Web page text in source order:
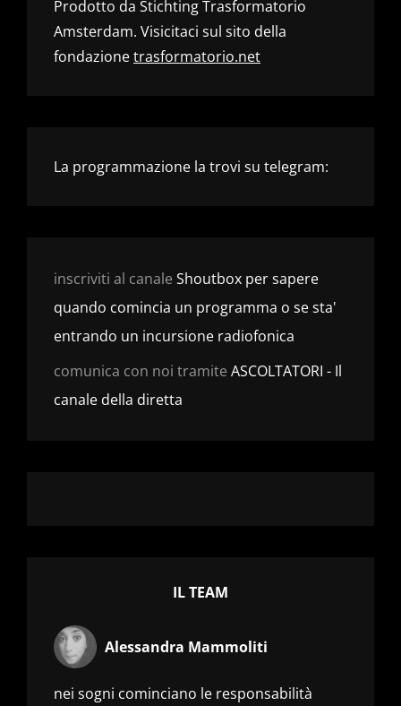
Prodotto da Stichting Trasformatorio
Amsterdam. Visicitaci sul sito della
fondazionetrasformatorio.net
La programmazione la trovi su telegram:
inscriviti al canale Shoutbox per sapere
quando comincia un programma o se sta'
entrando un incursione radiofonica
comunica con noi tramite ASCOLTATORI - Il
canale della diretta
IL TEAM
Alessandra Mammoliti
nei sogni cominciano le responsabilità